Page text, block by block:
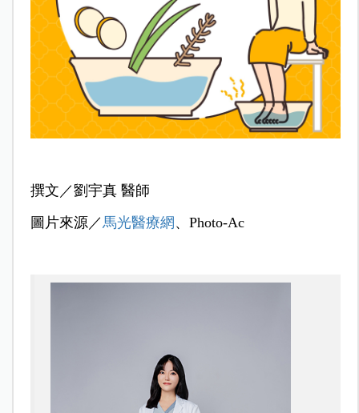
撰文／劉宇真 醫師
圖片來源／馬光醫療網 、Photo-Ac